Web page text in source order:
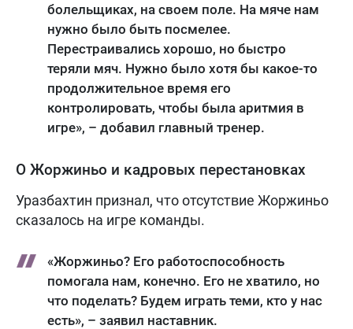
болельщиках, на своем поле. На мяче нам
нужно было быть посмелее.
Перестраивались хорошо, но быстро
теряли мяч. Нужно было хотя бы какое-то
продолжительное время его
контролировать, чтобы была аритмия в
игре», – добавил главный тренер.
О Жоржиньо и кадровых перестановках
Уразбахтин признал, что отсутствие Жоржиньо
сказалось на игре команды.
«Жоржиньо? Его работоспособность
помогала нам, конечно. Его не хватило, но
что поделать? Будем играть теми, кто у нас
есть», – заявил наставник.